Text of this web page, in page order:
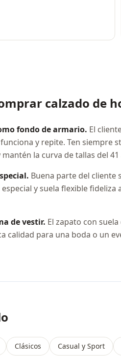
calzado de
fondo de armario. El
y repite. Ten siempre
la curva de tallas del
Buena parte del cliente
y suela flexible
de vestir. El zapato con
calidad para una boda o un
Clásicos Casual y Sport